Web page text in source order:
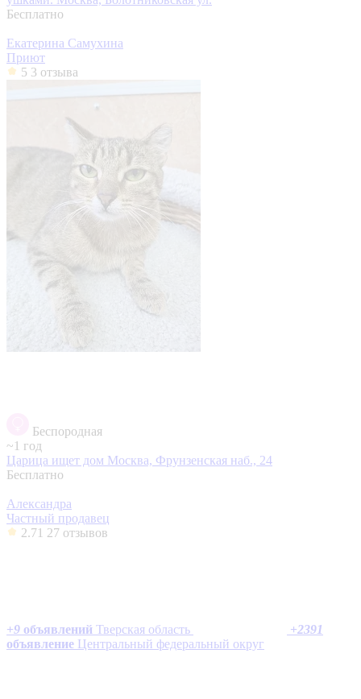
Бесплатно
Екатерина Самухина
Приют
5 3 отзыва
Беспородная
~1 год
Царица ищет дом Москва, Фрунзенская наб., 24
Бесплатно
Александра
Частный продавец
2.71 27 отзывов
+9 объявлений Тверская область +2391
объявление Центральный федеральный округ